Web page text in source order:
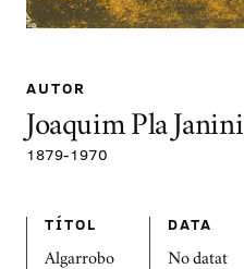
AUTOR
Joaquim Pla Janini
1879-1970
TÍTOL
Algarrobo
DATA
No datat